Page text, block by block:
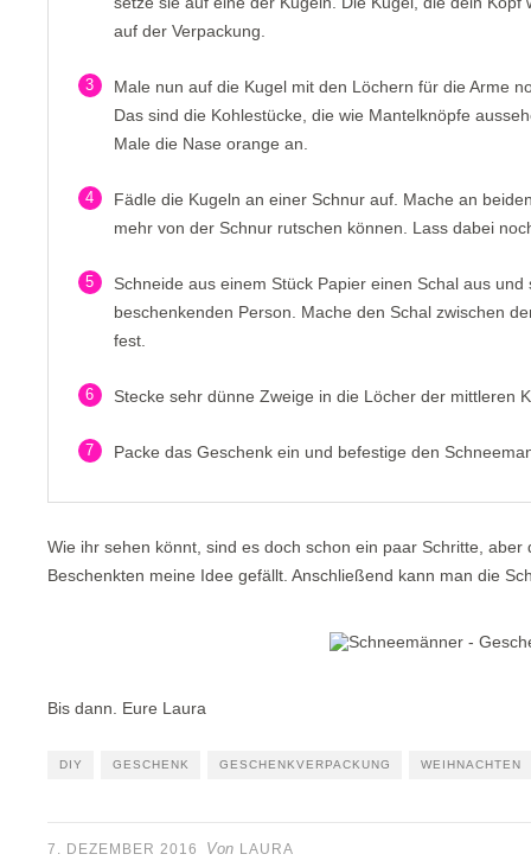
auf der Verpackung.
3
Male nun auf die Kugel mit den Löchern für die Arme
Das sind die Kohlestücke, die wie Mantelknöpfe
Male die Nase orange an.
4
Fädle die Kugeln an einer Schnur auf. Mache an
mehr von der Schnur rutschen können. Lass dabei
5
Schneide aus einem Stück Papier einen Schal aus
beschenkenden Person. Mache den Schal zwischen
fest.
6 Stecke sehr dünne Zweige in die Löcher der mittleren
7 Packe das Geschenk ein und befestige den
Wie ihr sehen könnt, sind es doch schon ein paar Schritte,
Beschenkten meine Idee gefällt. Anschließend kann man die
Bis dann. Eure Laura
DIY GESCHENK GESCHENKVERPACKUNG WEIHNACHTEN
7. DEZEMBER 2016 Von LAURA